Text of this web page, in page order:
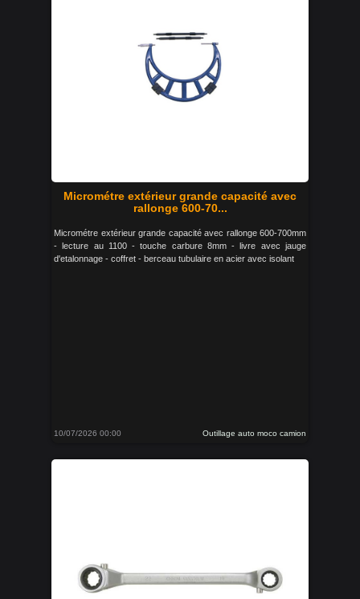
Micrométre extérieur grande capacité avec
rallonge 600-70...
Micrométre extérieur grande capacité avec rallonge 600-700mm
- lecture au 1100 - touche carbure 8mm - livre avec jauge
d'etalonnage - coffret - berceau tubulaire en acier avec isolant
10/07/2026 00:00 Outillage auto moco camion